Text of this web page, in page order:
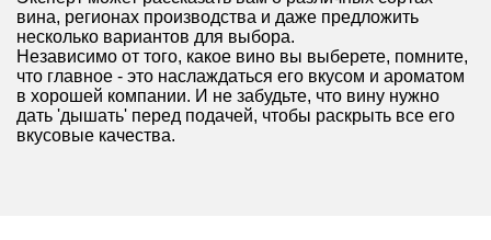
вина, регионах производства и даже предложить
несколько вариантов для выбора.
Независимо от того, какое вино вы выберете, помните,
что главное - это наслаждаться его вкусом и ароматом
в хорошей компании. И не забудьте, что вину нужно
дать 'дышать' перед подачей, чтобы раскрыть все его
вкусовые качества.